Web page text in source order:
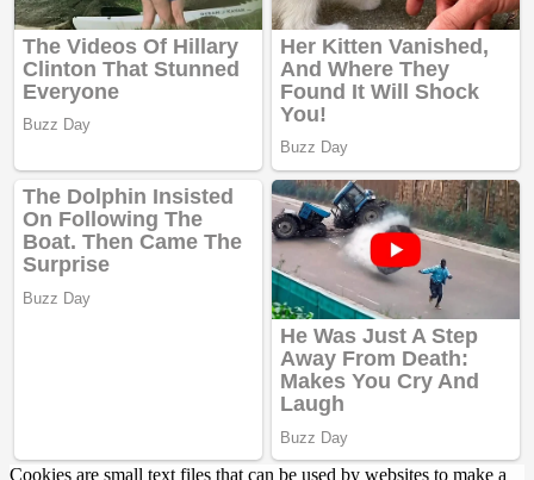
Cookies are small text files that can be used by websites to make a